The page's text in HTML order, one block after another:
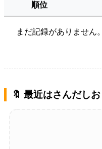
順位
まだ記録がありません
🔖 最近はさんだしお